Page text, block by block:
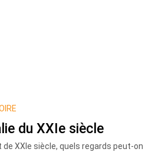
du XXIe siècle
de XXIe siècle, quels regards peut-on